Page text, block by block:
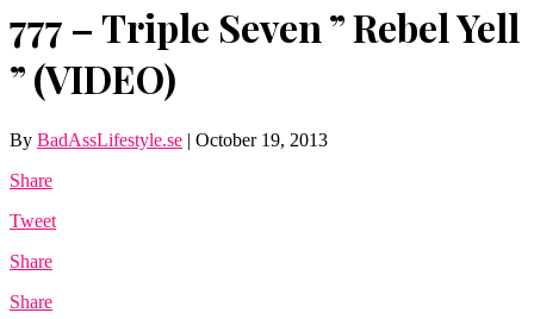
777 – Triple Seven ” Rebel Yell
” (VIDEO)
By BadAssLifestyle.se | October 19, 2013
Share
Tweet
Share
Share